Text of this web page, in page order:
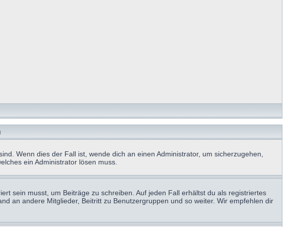
Wenn dies der Fall ist, wende dich an einen Administrator, um sicherzugehen,
ein Administrator lösen muss.
sein musst, um Beiträge zu schreiben. Auf jeden Fall erhältst du als registriertes
an andere Mitglieder, Beitritt zu Benutzergruppen und so weiter. Wir empfehlen dir